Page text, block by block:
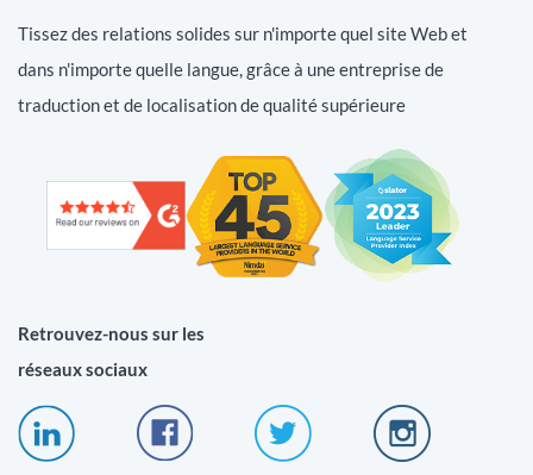
Tissez des relations solides sur n'importe quel site Web et
dans n'importe quelle langue, grâce à une entreprise de
traduction et de localisation de qualité supérieure
Retrouvez-nous sur les
réseaux sociaux